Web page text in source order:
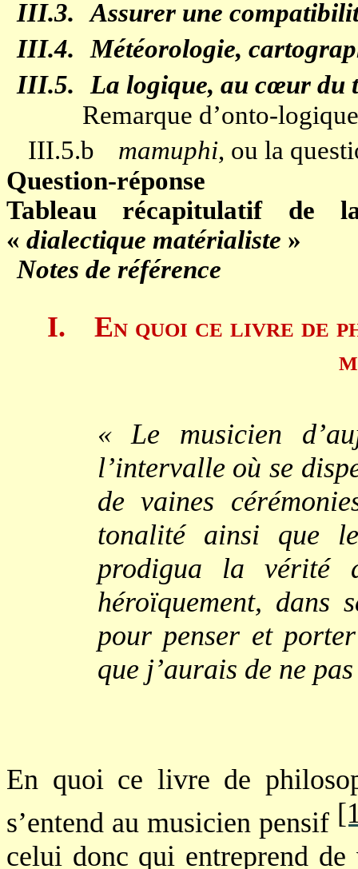
III.3.
Assurer une
III.4.
Météorologie,
III.5.
La logique, au cœur du
Remarque d’onto-logique
III.5.b
mamuphi, ou la
Question-réponse
Tableau récapitulatif de
« dialectique matérialiste »
Notes de référence
I.
En quoi ce livre de
« Le musicien
l’intervalle où se
de vaines
tonalité ainsi que
prodigua la vérité
héroïquement, dans
pour penser et
que j’aurais de ne
En quoi ce livre de
s’entend au musicien pensif
celui donc qui entreprend